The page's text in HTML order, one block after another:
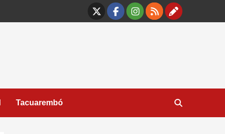
X Facebook
Instagram
RSS
Tacuarembó